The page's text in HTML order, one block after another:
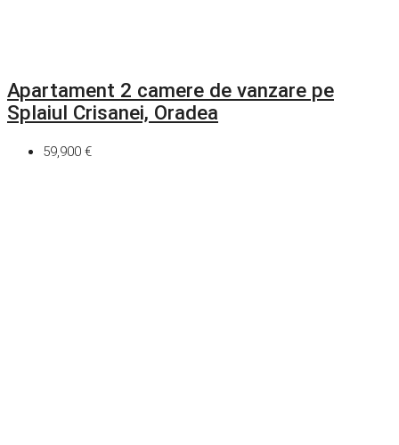
Apartament 2 camere de vanzare pe
Splaiul Crisanei, Oradea
59,900 €